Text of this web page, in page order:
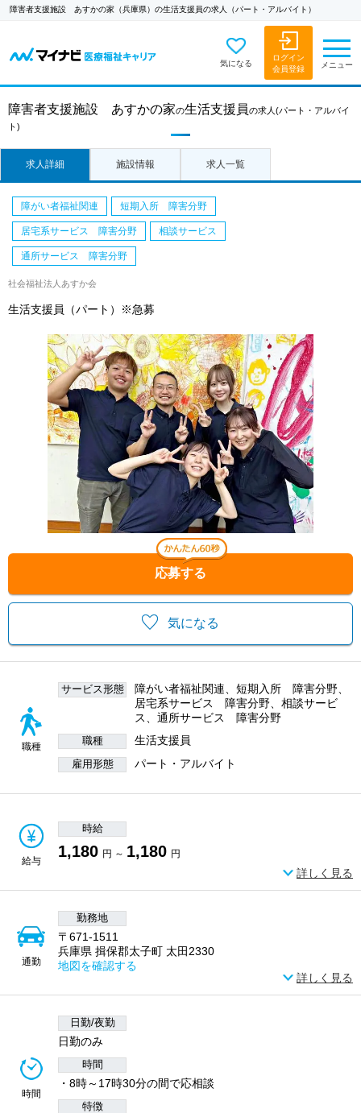
障害者支援施設 あすかの家（兵庫県）の生活支援員の求人（パート・アルバイト）
気になる
ログイン
会員登録
メニュー
障害者支援施設 あすかの家の生活支援員の求人 (パート・アルバイ
ト)
求人詳細 施設情報 求人一覧
気になる
応募する
障がい者福祉関連 短期入所 障害分野
居宅系サービス 障害分野 相談サービス
通所サービス 障害分野
社会福祉法人あすか会
生活支援員（パート）※急募
職種
サービス形態
障がい者福祉関連、短期入所 障害分野、
居宅系サービス 障害分野、相談サービ
ス、通所サービス 障害分野
職種 生活支援員
雇用形態 パート・アルバイト
給与
時給
1,180 円 ～ 1,180 円
詳しく見る
通勤
勤務地
〒671-1511
兵庫県 揖保郡太子町 太田2330
地図を確認する
詳しく見る
時間
日勤/夜勤
日勤のみ
時間
・8時～17時30分の間で応相談
特徴